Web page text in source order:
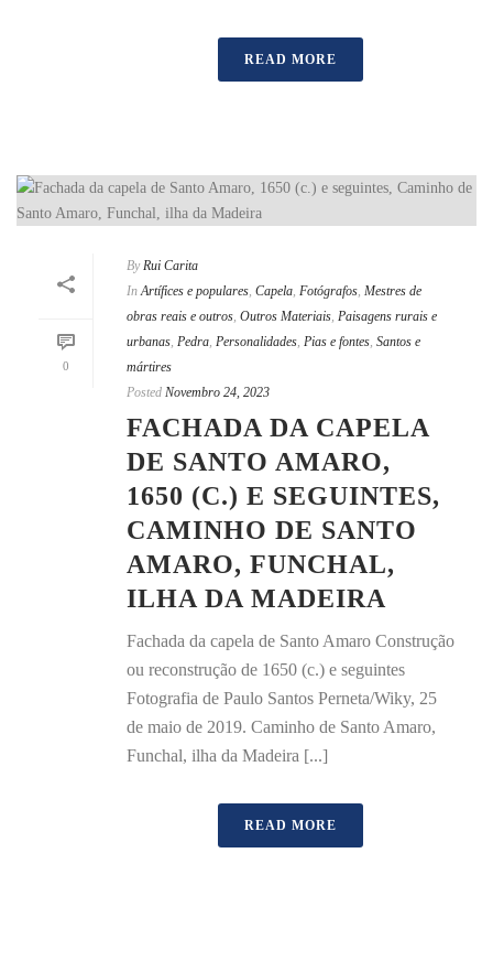
READ MORE
0
By Rui Carita
In Artífices e populares, Capela, Fotógrafos, Mestres de
obras reais e outros, Outros Materiais, Paisagens rurais e
urbanas, Pedra, Personalidades, Pias e fontes, Santos e
mártires
Posted Novembro 24, 2023
FACHADA DA CAPELA
DE SANTO AMARO,
1650 (C.) E SEGUINTES,
CAMINHO DE SANTO
AMARO, FUNCHAL,
ILHA DA MADEIRA
Fachada da capela de Santo Amaro Construção
ou reconstrução de 1650 (c.) e seguintes
Fotografia de Paulo Santos Perneta/Wiky, 25
de maio de 2019. Caminho de Santo Amaro,
Funchal, ilha da Madeira [...]
READ MORE